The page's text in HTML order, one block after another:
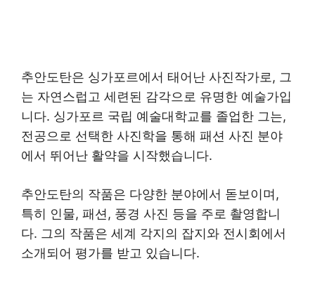
추안도탄은 싱가포르에서 태어난 사진작가로, 그
는 자연스럽고 세련된 감각으로 유명한 예술가입
니다. 싱가포르 국립 예술대학교를 졸업한 그는,
전공으로 선택한 사진학을 통해 패션 사진 분야
에서 뛰어난 활약을 시작했습니다.
추안도탄의 작품은 다양한 분야에서 돋보이며,
특히 인물, 패션, 풍경 사진 등을 주로 촬영합니
다. 그의 작품은 세계 각지의 잡지와 전시회에서
소개되어 평가를 받고 있습니다.